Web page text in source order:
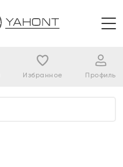
Избранное Профиль